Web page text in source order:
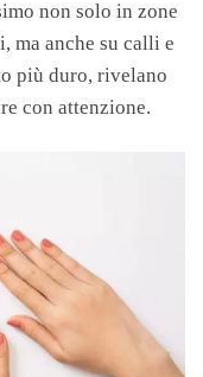
non solo in zone
ma anche su calli e
più duro, rivelano
con attenzione.